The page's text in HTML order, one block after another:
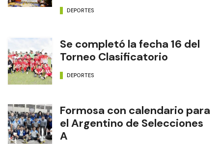
DEPORTES
Se completó la fecha 16 del
Torneo Clasificatorio
DEPORTES
Formosa con calendario para
el Argentino de Selecciones
A